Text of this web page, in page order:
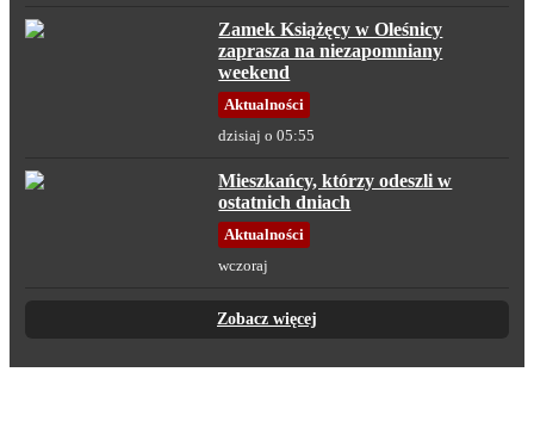
Zamek Książęcy w Oleśnicy
zaprasza na niezapomniany
weekend
Aktualności
dzisiaj o 05:55
Mieszkańcy, którzy odeszli w
ostatnich dniach
Aktualności
wczoraj
Zobacz więcej